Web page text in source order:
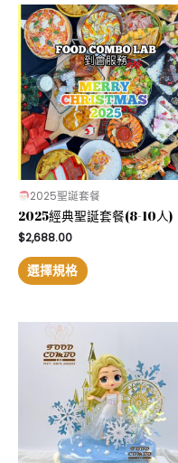
2025聖誕套餐
2025經典聖誕套餐(8-10人)
$2,688.00
選擇規格